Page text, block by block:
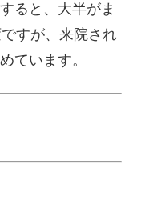
ると、大半がま
すが、来院され
ています。